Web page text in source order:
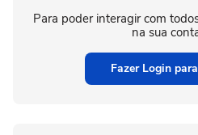
Para poder interagir com
na sua
Fazer Login